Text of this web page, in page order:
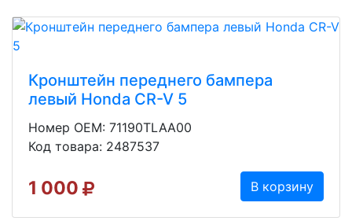
Кронштейн переднего бампера
левый Honda CR-V 5
Номер OEM: 71190TLAA00
Код товара: 2487537
1 000 В корзину